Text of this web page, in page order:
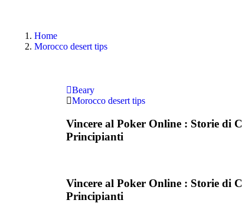
Home
Morocco desert tips
Beary
Morocco desert tips
Vincere al Poker Online : Storie di
Principianti
Vincere al Poker Online : Storie di
Principianti